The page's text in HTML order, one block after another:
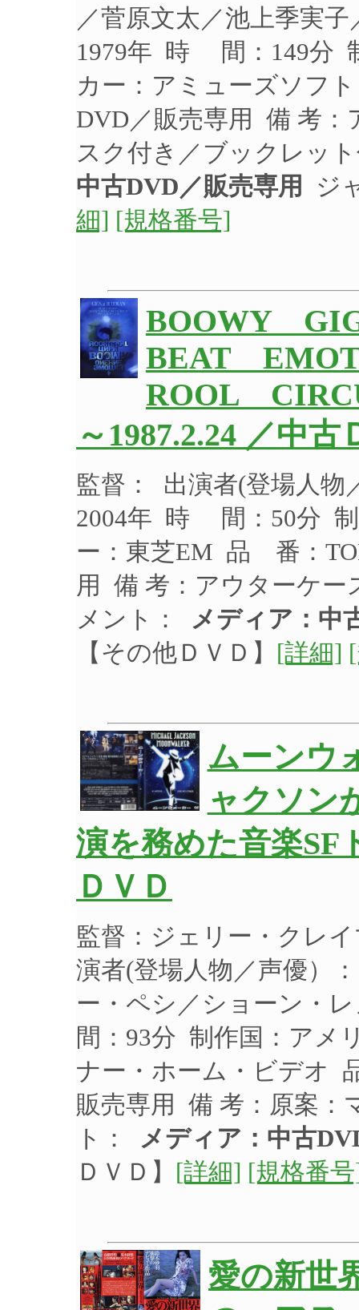
／菅原文太／池上季実
1979年 時 間：149分
カー：アミューズソフ
DVD／販売専用 備 考：
スク付き／ブックレッ
中古DVD／販売専用
ジ
細] [規格番号]
BOOWY
BEAT
ROOL
～1987.2.24 ／中古
監督： 出演者(登場人
2004年 時 間：50分 制
ー：東芝EM 品 番：
用 備 考：アウターケ
メント：
メディア：中
【その他ＤＶＤ】 [詳細]
ムーンウ
ャクソン
演を務めた音楽
ＤＶＤ
監督：ジェリー・クレ
演者(登場人物／声優）
ー・ペシ／ショーン・
間：93分 制作国：アメ
ナー・ホーム・ビデオ
販売専用 備 考：原案
ト：
メディア：中古
ＤＶＤ】 [詳細] [規格番
愛の新世